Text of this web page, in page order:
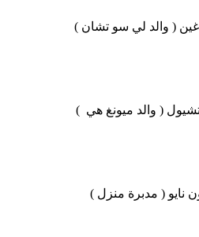
( والد لي سو تشان )
( والد ميونغ هي )
نايو ( مدبرة منزل )